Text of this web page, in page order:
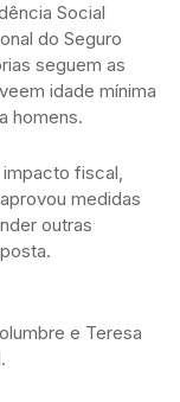
Social
do Seguro
seguem as
idade mínima
homens.
fiscal,
medidas
outras
e Teresa